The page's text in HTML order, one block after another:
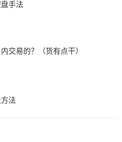
手法
交易的？（货有点干）
法